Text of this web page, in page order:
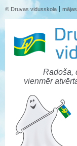
© Druvas vidusskola
Radoša,
vienmēr